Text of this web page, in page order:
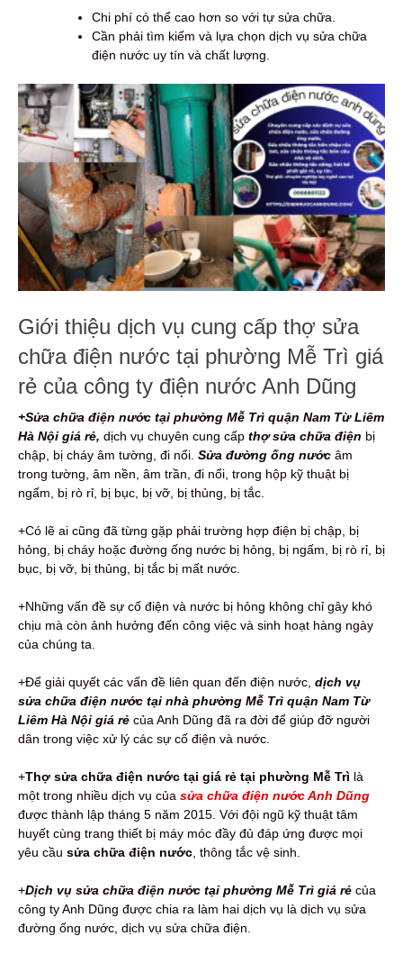
Chi phí có thể cao hơn so với tự sửa chữa.
Cần phải tìm kiếm và lựa chọn dịch vụ sửa chữa
điện nước uy tín và chất lượng.
Giới thiệu dịch vụ cung cấp thợ sửa
chữa điện nước tại phường Mễ Trì giá
rẻ của công ty điện nước Anh Dũng
+Sửa chữa điện nước tại phường Mễ Trì quận Nam Từ Liêm
Hà Nội giá rẻ, dịch vụ chuyên cung cấp thợ sửa chữa điện bị
chập, bị cháy âm tường, đi nổi. Sửa đường ống nước âm
trong tường, âm nền, âm trần, đi nổi, trong hộp kỹ thuật bị
ngấm, bị rò rỉ, bị bục, bị vỡ, bị thủng, bị tắc.
+Có lẽ ai cũng đã từng gặp phải trường hợp điện bị chập, bị
hỏng, bị cháy hoặc đường ống nước bị hỏng, bị ngấm, bị rò rỉ, bị
bục, bị vỡ, bị thủng, bị tắc bị mất nước.
+Những vấn đề sự cố điện và nước bị hỏng không chỉ gây khó
chịu mà còn ảnh hưởng đến công việc và sinh hoạt hàng ngày
của chúng ta.
+Để giải quyết các vấn đề liên quan đến điện nước, dịch vụ
sửa chữa điện nước tại nhà phường Mễ Trì quận Nam Từ
Liêm Hà Nội giá rẻ của Anh Dũng đã ra đời để giúp đỡ người
dân trong việc xử lý các sự cố điện và nước.
+Thợ sửa chữa điện nước tại giá rẻ tại phường Mễ Trì là
một trong nhiều dịch vụ của sửa chữa điện nước Anh Dũng
được thành lập tháng 5 năm 2015. Với đội ngũ kỹ thuật tâm
huyết cùng trang thiết bị máy móc đầy đủ đáp ứng được mọi
yêu cầu sửa chữa điện nước , thông tắc vệ sinh.
+Dịch vụ sửa chữa điện nước tại phường Mễ Trì giá rẻ của
công ty Anh Dũng được chia ra làm hai dịch vụ là dịch vụ sửa
đường ống nước, dịch vụ sửa chữa điện.